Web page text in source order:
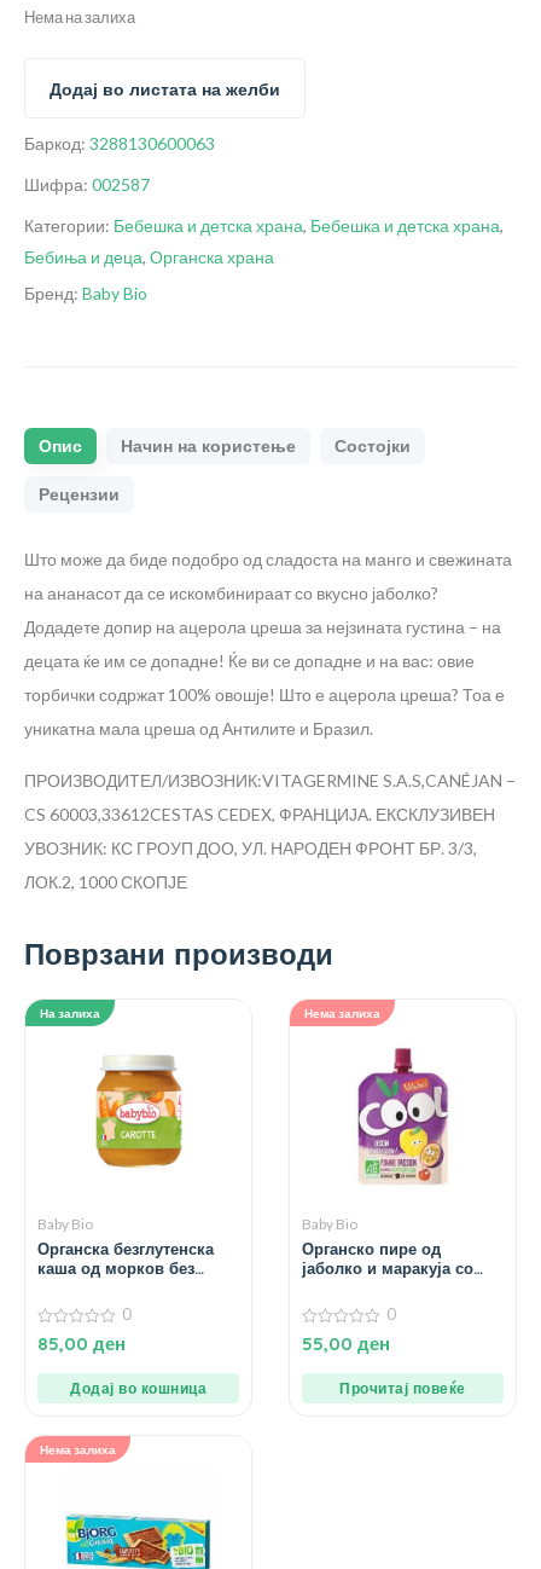
Нема на залиха
Додај во листата на желби
Баркод: 3288130600063
Шифра: 002587
Категории: Бебешка и детска храна, Бебешка и детска храна,
Бебиња и деца, Органска храна
Бренд: Baby Bio
Опис Начин на користење Состојки
Рецензии
Што може да биде подобро од сладоста на манго и свежината
на ананасот да се искомбинираат со вкусно јаболко?
Додадете допир на ацерола цреша за нејзината густина – на
децата ќе им се допадне! Ќе ви се допадне и на вас: овие
торбички содржат 100% овошје! Што е ацерола цреша? Тоа е
уникатна мала цреша од Антилите и Бразил.
ПРОИЗВОДИТЕЛ/ИЗВОЗНИК:VITAGERMINE S.A.S,CANÉJAN –
CS 60003,33612CESTAS CEDEX, ФРАНЦИЈА. ЕКСКЛУЗИВЕН
УВОЗНИК: КС ГРОУП ДОО, УЛ. НАРОДЕН ФРОНТ БР. 3/3,
ЛОК.2, 1000 СКОПЈЕ
Поврзани производи
На залиха
Baby Bio
Органска безглутенска
каша од морков без
4+ месеци – 130 гр.
0
од
0
85,00 ден
Додај во кошница
Нема залиха
Baby Bio
Органско пире од
јаболко и маракуја со
90 гр.
0
од
0
55,00 ден
Прочитај повеќе
Нема залиха